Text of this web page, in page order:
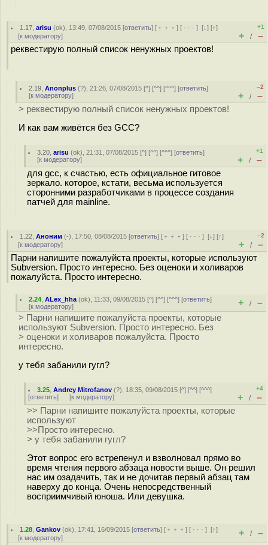
1.17 ,arisu (ok), 13:49, 07/08/2015 [ответить] [ ﹢﹢﹢] [ · · ·][↓] [↑]
[к модератору]
+1
+ / –
реквестирую полный список ненужных проектов!
2.19 ,Anonplus (?), 21:26, 07/08/2015 [^] [^^] [^^^] [ответить]
[к модератору]
–2
+ / –
> реквестирую полный список ненужных проектов!
И как вам живётся без GCC?
3.20 ,arisu (ok), 21:31, 07/08/2015 [^] [^^] [^^^] [ответить]
[к модератору]
+1
+ / –
для gcc, к счастью, есть официальное гитовое
зеркало. которое, кстати, весьма используется
сторонними разработчиками в процессе создания
патчей для mainline.
1.22 ,Аноним (-), 17:50, 08/08/2015 [ответить] [ ﹢﹢﹢] [ · · ·][↓] [↑]
[к модератору]
–2
+ / –
Парни напишите пожалуйста проекты, которые используют
Subversion. Просто интересно. Без оценоки и холиваров
пожалуйста. Просто интересно.
2.24 ,ALex_hha (ok), 11:33, 09/08/2015 [^] [^^] [^^^] [ответить]
[к модератору] + / –
> Парни напишите пожалуйста проекты, которые
используют Subversion. Просто интересно. Без
> оценоки и холиваров пожалуйста. Просто
интересно.
у тебя забанили гугл?
3.25 ,Andrey Mitrofanov (?), 18:35, 09/08/2015 [^] [^^] [^^^]
[ответить] [к модератору]
+4
+ / –
>> Парни напишите пожалуйста проекты, которые
используют
>>Просто интересно.
> у тебя забанили гугл?
Этот вопрос его встрепенул и взволновал прямо во
время чтения первого абзаца новости выше. Он решил
нас им озадачить, так и не дочитав первый абзац там
наверху до конца. Очень непосредственный
восприимчивый юноша. Или девушка.
1.28 ,Gankov (ok), 17:41, 16/09/2015 [ответить] [ ﹢﹢﹢] [ · · ·][↑]
[к модератору] + / –